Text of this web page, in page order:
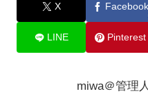
X Facebook
LINE Pinterest
miwa＠管理